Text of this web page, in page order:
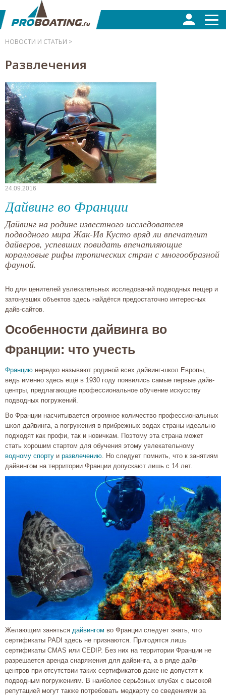
НОВОСТИ И СТАТЬИ >
Развлечения
24.09.2016
Дайвинг во Франции
Дайвинг на родине известного исследователя
подводного мира Жак-Ив Кусто вряд ли впечатлит
дайверов, успевших повидать впечатляющие
коралловые рифы тропических стран с многообразной
фауной.
Но для ценителей увлекательных исследований подводных пещер и
затонувших объектов здесь найдётся предостаточно интересных
дайв-сайтов.
Особенности дайвинга во
Франции: что учесть
Францию нередко называют родиной всех дайвинг-школ Европы,
ведь именно здесь ещё в 1930 году появились самые первые дайв-
центры, предлагающие профессиональное обучение искусству
подводных погружений.
Во Франции насчитывается огромное количество профессиональных
школ дайвинга, а погружения в прибрежных водах страны идеально
подходят как профи, так и новичкам. Поэтому эта страна может
стать хорошим стартом для обучения этому увлекательному
водному спорту и развлечению. Но следует помнить, что к занятиям
дайвингом на территории Франции допускают лишь с 14 лет.
Желающим заняться дайвингом во Франции следует знать, что
сертификаты PADI здесь не признаются. Пригодятся лишь
сертификаты CMAS или CEDIP. Без них на территории Франции не
разрешается аренда снаряжения для дайвинга, а в ряде дайв-
центров при отсутствии таких сертификатов даже не допустят к
подводным погружениям. В наиболее серьёзных клубах с высокой
репутацией могут также потребовать медкарту со сведениями за